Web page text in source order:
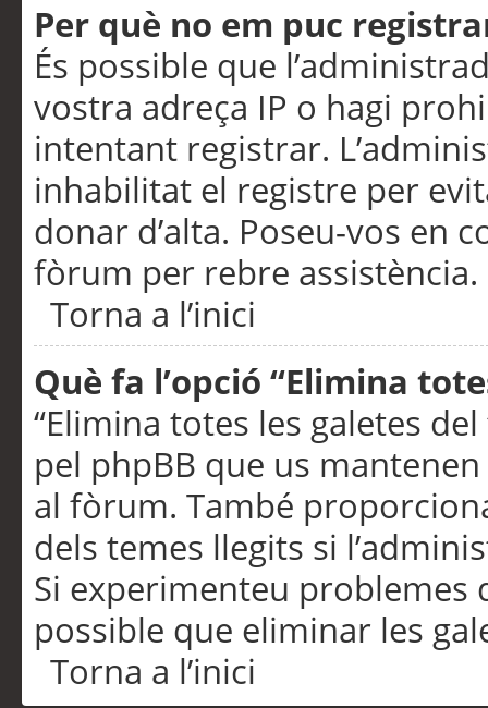
Per què no em puc
És possible que
vostra adreça IP o hagi
intentant registrar.
inhabilitat el registre per
donar d’alta. Poseu-vos en
fòrum per rebre assistència.
Torna a l’inici
Què fa l’opció “Elimina
“Elimina totes les galetes
pel phpBB que us
al fòrum. També
dels temes llegits si
Si experimenteu problemes
possible que eliminar les
Torna a l’inici